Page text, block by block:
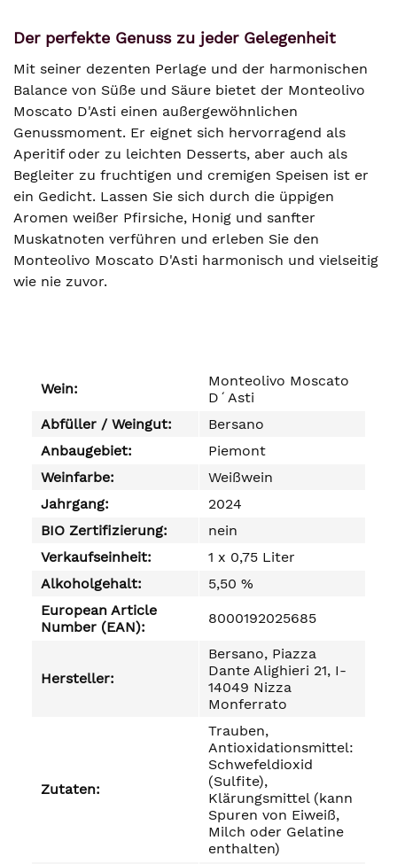
Der perfekte Genuss zu jeder Gelegenheit
Mit seiner dezenten Perlage und der harmonischen
Balance von Süße und Säure bietet der Monteolivo
Moscato D'Asti einen außergewöhnlichen
Genussmoment. Er eignet sich hervorragend als
Aperitif oder zu leichten Desserts, aber auch als
Begleiter zu fruchtigen und cremigen Speisen ist er
ein Gedicht. Lassen Sie sich durch die üppigen
Aromen weißer Pfirsiche, Honig und sanfter
Muskatnoten verführen und erleben Sie den
Monteolivo Moscato D'Asti harmonisch und vielseitig
wie nie zuvor.
Wein:
Monteolivo Moscato
D´Asti
Abfüller / Weingut:
Bersano
Anbaugebiet:
Piemont
Weinfarbe:
Weißwein
Jahrgang:
2024
BIO Zertifizierung:
nein
Verkaufseinheit:
1 x 0,75 Liter
Alkoholgehalt:
5,50 %
European Article
Number (EAN):
8000192025685
Hersteller:
Bersano, Piazza
Dante Alighieri 21, I-
14049 Nizza
Monferrato
Zutaten:
Trauben,
Antioxidationsmittel:
Schwefeldioxid
(Sulfite),
Klärungsmittel (kann
Spuren von Eiweiß,
Milch oder Gelatine
enthalten)